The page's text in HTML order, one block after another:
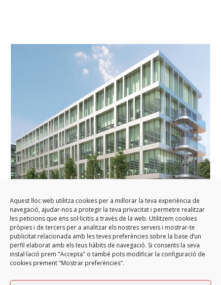
Aquest lloc web utilitza cookies per a millorar la teva experiència de
navegació, ajudar-nos a protegir la teva privacitat i permetre realitzar
les peticions que ens sol·licitis a través de la web. Utilitzem cookies
pròpies i de tercers per a analitzar els nostres serveis i mostrar-te
publicitat relacionada amb les teves preferències sobre la base d’un
perfil elaborat amb els teus hàbits de navegació. Si consents la seva
instal·lació prem "Accepta" o també pots modificar la configuració de
cookies prement "Mostrar preferències".
GARCIA FAURA rénove les façades du parc d’affaires Cerro de
los Gamos à Madrid
GARCIA FAURA va à intervenir à la rénovation du parc d'activités Cerro
de los Gamos…